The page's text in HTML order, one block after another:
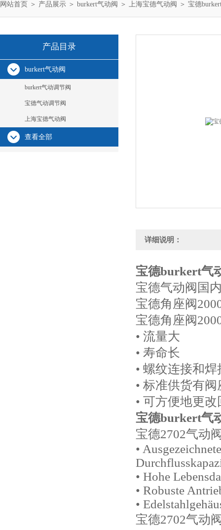
网站首页 ＞ 产品展示 ＞ burkert气动阀 ＞ 上海宝德气动阀 ＞ 宝德
产品目录
burkert气动阀
burkert气动调节阀
宝德气动调节阀
上海宝德气动阀
查看全部
详细说明：
宝德burkert气
宝德气动阀国
宝德角座阀
宝德角座阀
• 流量大
• 寿命长
• 螺纹连接和
• 标准供货有
• 可方便地更
宝德burkert气
宝德2702气动
•
• Hohe
• Robuste
•
宝德2702气动